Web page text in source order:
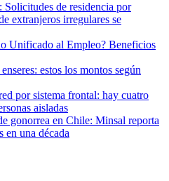
Solicitudes de residencia por
extranjeros irregulares se
Unificado al Empleo? Beneficios
estos los montos según
por sistema frontal: hay cuatro
aisladas
gonorrea en Chile: Minsal reporta
en una década